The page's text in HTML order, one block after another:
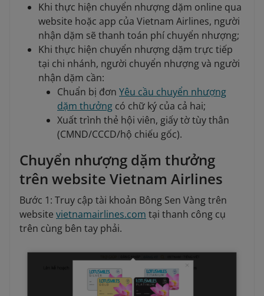
Khi thực hiện chuyển nhượng dặm online qua
website hoặc app của Vietnam Airlines, người
nhận dặm sẽ thanh toán phí chuyển nhượng;
Khi thực hiện chuyển nhượng dặm trực tiếp
tại chi nhánh, người chuyển nhượng và người
nhận dặm cần:
Chuẩn bị đơn Yêu cầu chuyển nhượng
dặm thưởng có chữ ký của cả hai;
Xuất trình thẻ hội viên, giấy tờ tùy thân
(CMND/CCCD/hộ chiếu gốc).
Chuyển nhượng dặm thưởng
trên website Vietnam Airlines
Bước 1: Truy cập tài khoản Bông Sen Vàng trên
website vietnamairlines.com tại thanh công cụ
trên cùng bên tay phải.